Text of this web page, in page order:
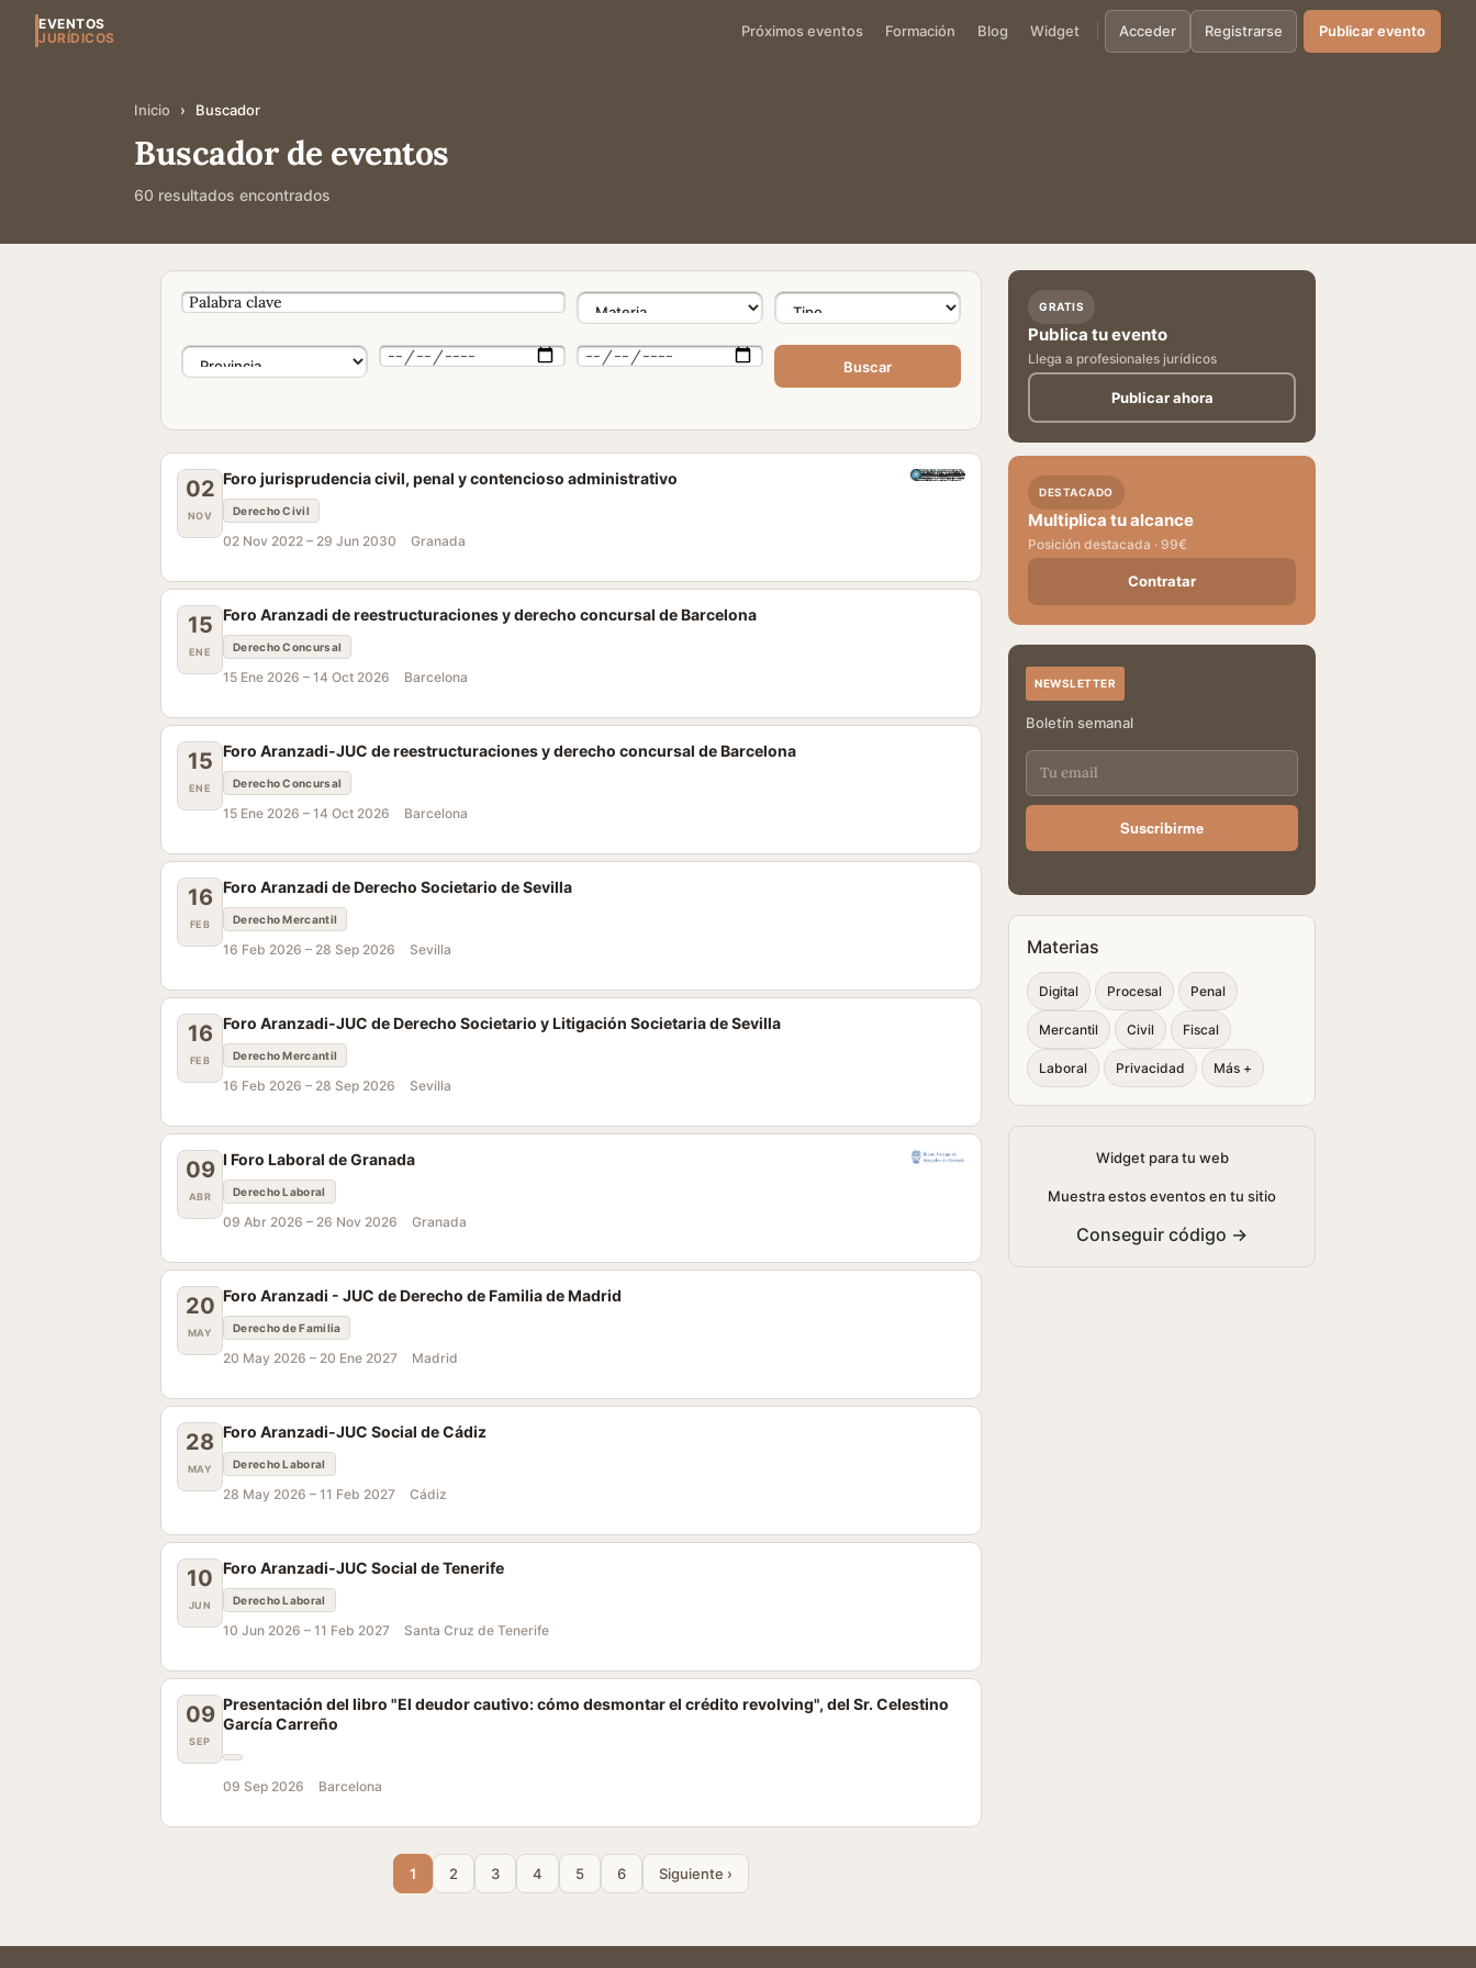
EVENTOS
JURÍDICOS
Próximos eventos Formación Blog Widget Acceder Registrarse Publicar evento
Inicio › Buscador
Buscador de eventos
60 resultados encontrados
Buscar
02
NOV
Foro jurisprudencia civil, penal y contencioso administrativo
Derecho Civil
02 Nov 2022 – 29 Jun 2030 Granada
15
ENE
Foro Aranzadi de reestructuraciones y derecho concursal de Barcelona
Derecho Concursal
15 Ene 2026 – 14 Oct 2026 Barcelona
15
ENE
Foro Aranzadi-JUC de reestructuraciones y derecho concursal de Barcelona
Derecho Concursal
15 Ene 2026 – 14 Oct 2026 Barcelona
16
FEB
Foro Aranzadi de Derecho Societario de Sevilla
Derecho Mercantil
16 Feb 2026 – 28 Sep 2026 Sevilla
16
FEB
Foro Aranzadi-JUC de Derecho Societario y Litigación Societaria de Sevilla
Derecho Mercantil
16 Feb 2026 – 28 Sep 2026 Sevilla
09
ABR
I Foro Laboral de Granada
Derecho Laboral
09 Abr 2026 – 26 Nov 2026 Granada
20
MAY
Foro Aranzadi - JUC de Derecho de Familia de Madrid
Derecho de Familia
20 May 2026 – 20 Ene 2027 Madrid
28
MAY
Foro Aranzadi-JUC Social de Cádiz
Derecho Laboral
28 May 2026 – 11 Feb 2027 Cádiz
10
JUN
Foro Aranzadi-JUC Social de Tenerife
Derecho Laboral
10 Jun 2026 – 11 Feb 2027 Santa Cruz de Tenerife
09
SEP
Presentación del libro "El deudor cautivo: cómo desmontar el crédito revolving", del Sr. Celestino
García Carreño
09 Sep 2026 Barcelona
1 2 3 4 5 6 Siguiente ›
GRATIS
Publica tu evento
Llega a profesionales jurídicos
Publicar ahora
DESTACADO
Multiplica tu alcance
Posición destacada · 99€
Contratar
NEWSLETTER
Boletín semanal
Suscribirme
Materias
Digital Procesal Penal
Mercantil Civil Fiscal
Laboral Privacidad Más +
Widget para tu web
Muestra estos eventos en tu sitio
Conseguir código →